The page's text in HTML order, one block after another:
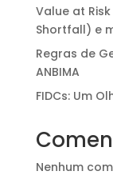
Value at
Shortfall) e
Regras de
ANBIMA
FIDCs: Um
Nenhum